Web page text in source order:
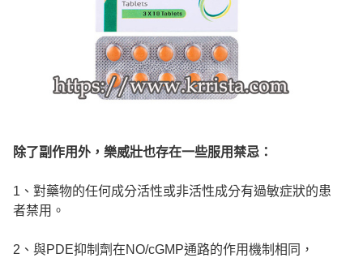
除了副作用外，樂威壯也存在一些服用禁忌：
1、對藥物的任何成分活性或非活性成分有過敏症狀的患
者禁用。
2、與PDE抑制劑在NO/cGMP通路的作用機制相同，